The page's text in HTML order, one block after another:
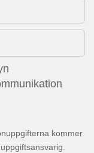
kommer